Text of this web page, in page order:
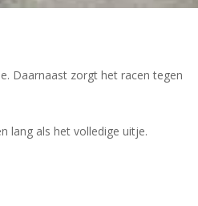
Daarnaast zorgt het racen tegen
lang als het volledige uitje.